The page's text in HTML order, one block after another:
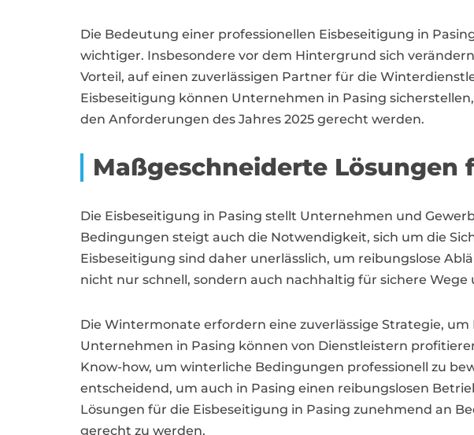
Die Bedeutung einer professionellen Eisbeseitigung in
wichtiger. Insbesondere vor dem Hintergrund sich
Vorteil, auf einen zuverlässigen Partner für die
Eisbeseitigung können Unternehmen in Pasing
den Anforderungen des Jahres 2025 gerecht werden.
Maßgeschneiderte Lösungen
Die Eisbeseitigung in Pasing stellt Unternehmen und
Bedingungen steigt auch die Notwendigkeit, sich um die
Eisbeseitigung sind daher unerlässlich, um reibungslose
nicht nur schnell, sondern auch nachhaltig für sichere
Die Wintermonate erfordern eine zuverlässige Strategie,
Unternehmen in Pasing können von Dienstleistern
Know-how, um winterliche Bedingungen professionell zu
entscheidend, um auch in Pasing einen reibungslosen
Lösungen für die Eisbeseitigung in Pasing zunehmend an
gerecht zu werden.